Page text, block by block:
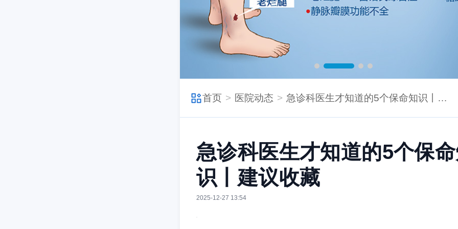
首页 医院动态 急诊科医生才知道的5个保命知识丨建议收藏
急诊科医生才知道的5个保
识丨建议收藏
2025-12-27 13:54